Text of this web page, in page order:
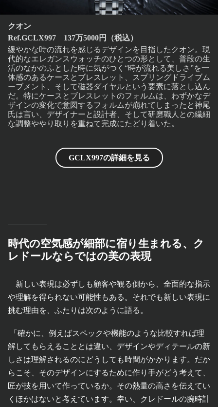
クオン
Ref.GCLX997 137万5000円（税込）
緩やかな時の流れを感じるデザインを目指したクオン。現
代的なエレガンスウォッチのひとつの形として、普段の生
活のなかのふとした時に気がつく“時が流れる美しさ”を一
体感のあるケースとブレスレット、スプリングドライブム
ーブメント、そして磁器ダイヤルという要素に落とし込ん
だ。特にケースとブレスレットのフォルムは、わずかなデ
ザインの変化で意図するフォルムが崩れてしまったと神尾
氏は言い、デザイナーと設計者、そして研磨職人との繊細
な調整ややり取りを重ねて完成にたどり着いた。
GCLX997の詳細を見る
時代の空気感が細部に宿り生まれる、ク
レドールならではの美の表現
新しい表現は必ずしも顧客や観る側から、全面的な指示
や理解を得られない可能性もある。それでも新しい表現に
挑む理由を、ふたりは次のように語る。
「確かに、例えばスペックや機能のような比較すれば理
解してもらえることとは違い、デザインやディテールの新
しさは理解されるのにどうしても時間がかかります。だか
らこそ、そのデザインにするために作り手がどう考えて、
匠が技を用いて作っているか。その熱量の高さを伝えてい
くほかはないと考えています。幸い、クレドールの腕時計